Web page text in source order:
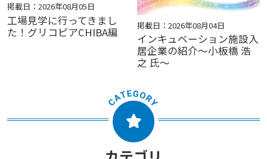
掲載日：2026年08月05日
工場見学に行ってきまし
た！グリコピアCHIBA編
掲載日：2026年08月04日
インキュベーション施設入
居企業の紹介～小板橋 浩
之 氏～